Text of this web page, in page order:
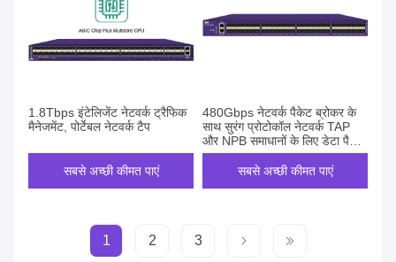
1.8Tbps इंटेलिजेंट नेटवर्क ट्रैफिक
मैनेजमेंट, पोर्टेबल नेटवर्क टैप
सबसे अच्छी कीमत पाएं
480Gbps नेटवर्क पैकेट ब्रोकर के
साथ सुरंग प्रोटोकॉल नेटवर्क TAP
और NPB समाधानों के लिए डेटा पैकेट
की पहचान और डी-डुप्लिकेशन
सबसे अच्छी कीमत पाएं
1 2 3